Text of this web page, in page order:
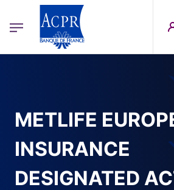
ACPR Menu Principal (French)
METLIFE
INSURANCE
DESIGNATED